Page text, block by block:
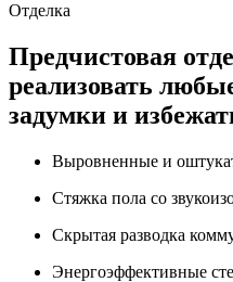
Отделка
Предчистовая
реализовать
задумки и
Выровненные и
Стяжка пола со
Скрытая разводка
Энергоэффективные